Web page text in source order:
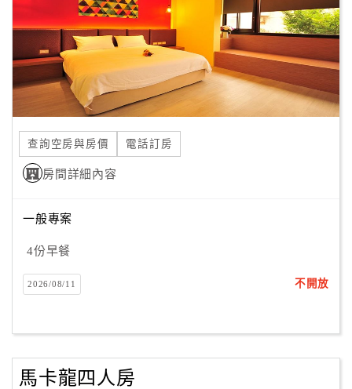
伴
劃
品
宣
傳
查詢空房與房價 電話訂房
房間詳細內容
一般專案
4份早餐
2026/08/11 不開放
馬卡龍四人房